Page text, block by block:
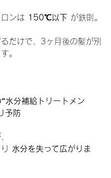
ンは 150℃以下 が鉄則。
だけで、3ヶ月後の髪が別
。
水分補給トリートメン
予防
水分を失って広がりま